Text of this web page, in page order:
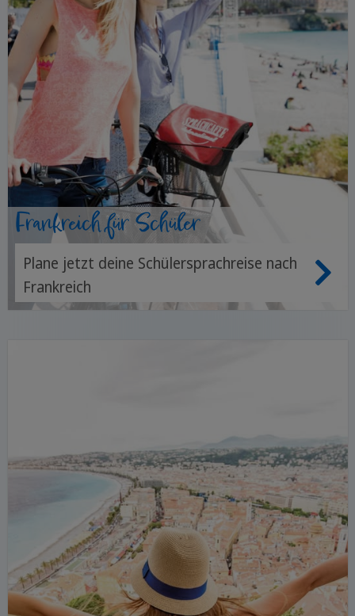
Frankreich für Schüler
Plane jetzt deine Schülersprachreise nach
Frankreich